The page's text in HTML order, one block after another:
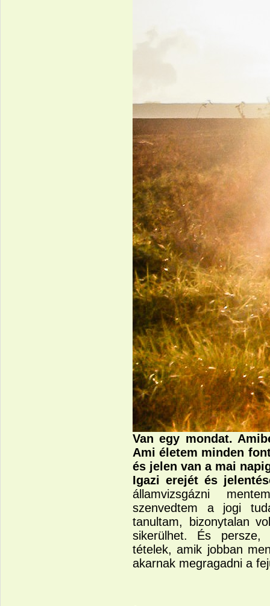
Van egy mondat.
Ami életem minden
és jelen van a mai
Igazi erejét és
államvizsgázni
szenvedtem a jogi
tanultam, bizonytalan
sikerülhet. És persze,
tételek, amik jobban
akarnak megragadni a